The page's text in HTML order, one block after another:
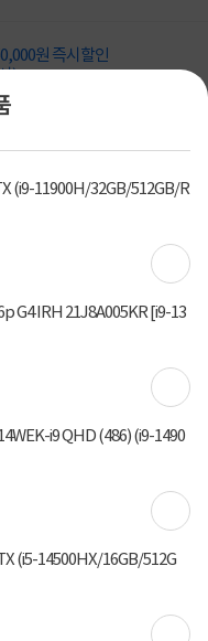
(i9-11900H/32GB/512GB/R
G4 IRH 21J8A005KR [i9-13
i9 QHD (486) (i9-1490
(i5-14500HX/16GB/512G
원 즉시할인
)
원 즉시할인
즉시할인 (800,000원 이
) Q&A(0)
항